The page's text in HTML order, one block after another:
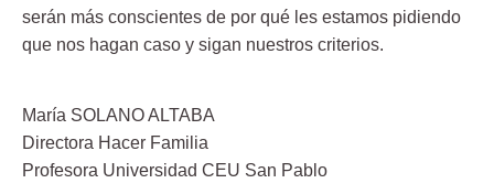
serán más conscientes de por qué les estamos pidiendo
que nos hagan caso y sigan nuestros criterios.
María SOLANO ALTABA
Directora Hacer Familia
Profesora Universidad CEU San Pablo